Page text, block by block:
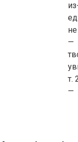
—
т.
—